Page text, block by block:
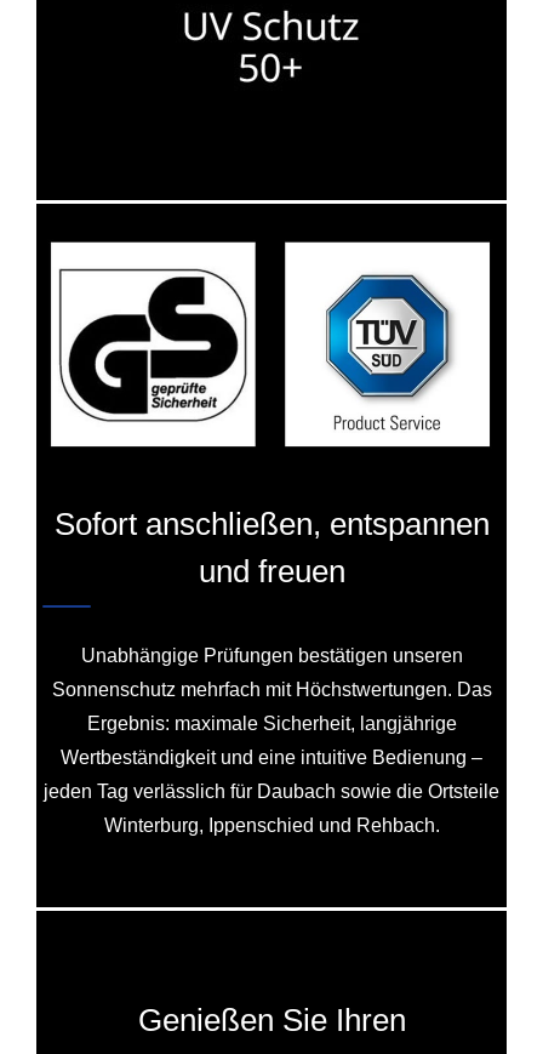
Sofort anschließen, entspannen
und freuen
Unabhängige Prüfungen bestätigen unseren
Sonnenschutz mehrfach mit Höchstwertungen. Das
Ergebnis: maximale Sicherheit, langjährige
Wertbeständigkeit und eine intuitive Bedienung –
jeden Tag verlässlich für Daubach sowie die Ortsteile
Winterburg, Ippenschied und Rehbach.
Genießen Sie Ihren